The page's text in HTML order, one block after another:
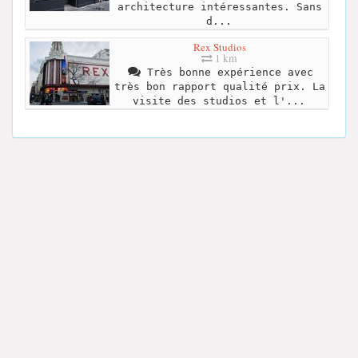
architecture intéressantes. Sans
d...
Rex Studios
1 km
Très bonne expérience avec
très bon rapport qualité prix. La
visite des studios et l'...